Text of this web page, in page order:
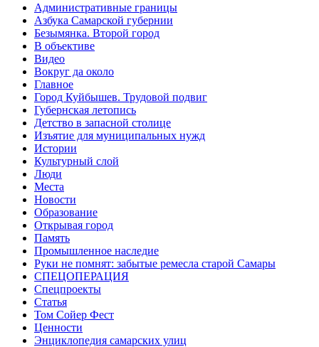
Административные границы
Азбука Самарской губернии
Безымянка. Второй город
В объективе
Видео
Вокруг да около
Главное
Город Куйбышев. Трудовой подвиг
Губернская летопись
Детство в запасной столице
Изъятие для муниципальных нужд
Истории
Культурный слой
Люди
Места
Новости
Образование
Открывая город
Память
Промышленное наследие
Руки не помнят: забытые ремесла старой Самары
СПЕЦОПЕРАЦИЯ
Спецпроекты
Статья
Том Сойер Фест
Ценности
Энциклопедия самарских улиц